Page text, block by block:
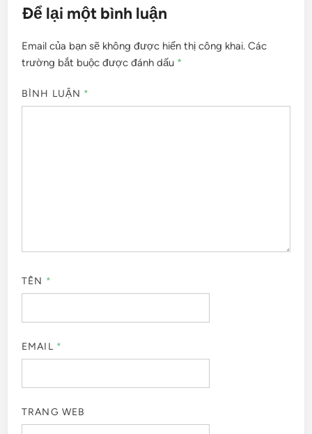
Để lại một bình luận
Email của bạn sẽ không được hiển thị công khai. Các
trường bắt buộc được đánh dấu *
BÌNH LUẬN *
TÊN *
EMAIL *
TRANG WEB